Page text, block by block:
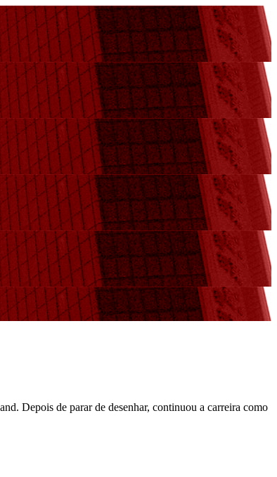
Depois de parar de desenhar, continuou a carreira como